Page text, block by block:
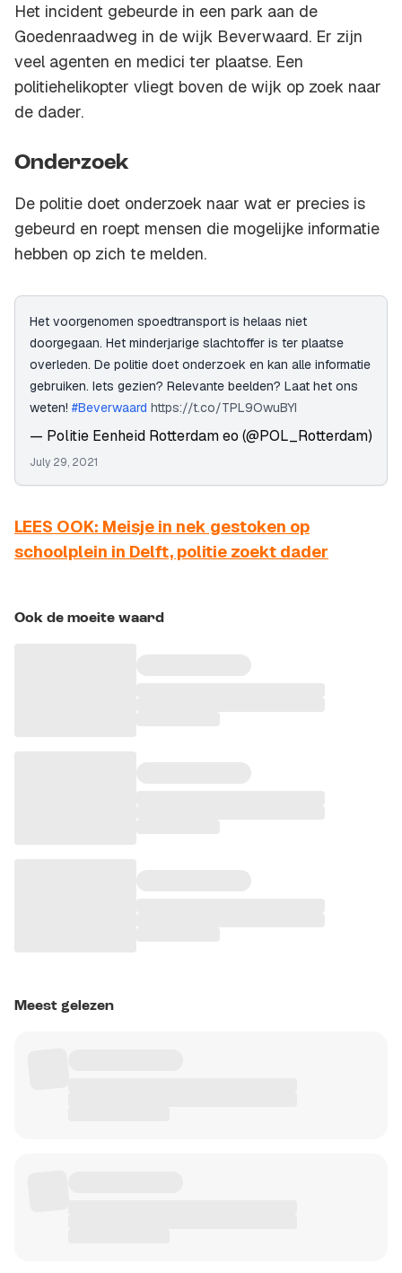
Het incident gebeurde in een park aan de
Goedenraadweg in de wijk Beverwaard. Er zijn
veel agenten en medici ter plaatse. Een
politiehelikopter vliegt boven de wijk op zoek naar
de dader.
Onderzoek
De politie doet onderzoek naar wat er precies is
gebeurd en roept mensen die mogelijke informatie
hebben op zich te melden.
Het voorgenomen spoedtransport is helaas niet
doorgegaan. Het minderjarige slachtoffer is ter plaatse
overleden. De politie doet onderzoek en kan alle informatie
gebruiken. Iets gezien? Relevante beelden? Laat het ons
weten! #Beverwaard https://t.co/TPL9OwuBYI
— Politie Eenheid Rotterdam eo (@POL_Rotterdam)
July 29, 2021
LEES OOK: Meisje in nek gestoken op
schoolplein in Delft, politie zoekt dader
Ook de moeite waard
Meest gelezen